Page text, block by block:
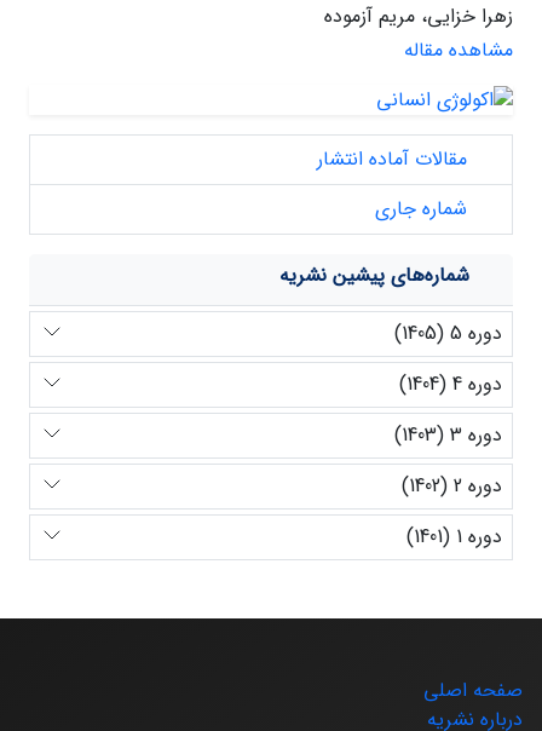
زهرا خزایی، مریم آزموده
مشاهده مقاله
مقالات آماده انتشار
شماره جاری
شماره‌های پیشین نشریه
دوره 5 (1405)
دوره 4 (1404)
دوره 3 (1403)
دوره 2 (1402)
دوره 1 (1401)
صفحه اصلی
درباره نشریه